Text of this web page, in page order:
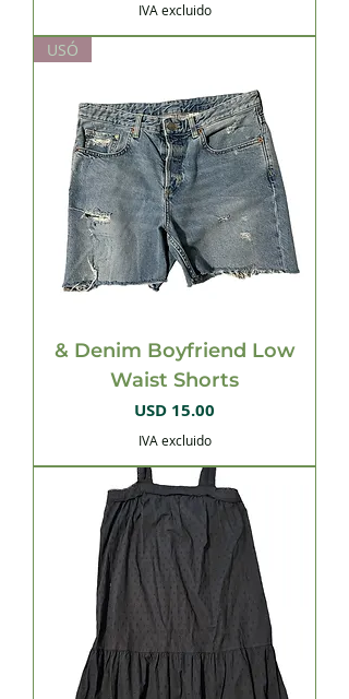
IVA excluido
USÓ
& Denim Boyfriend Low
Waist Shorts
Precio
USD 15.00
IVA excluido